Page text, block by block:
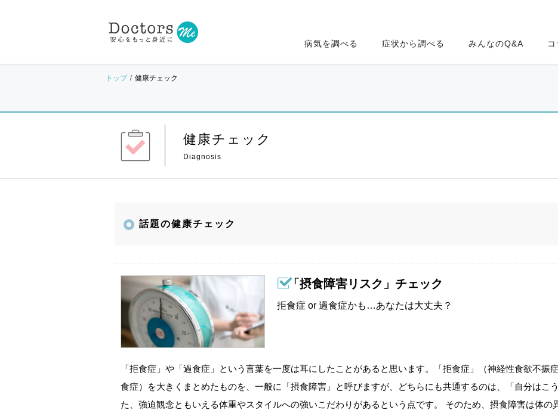
病気を調べる 症状から調べる みんなのQ&A コ
トップ 健康チェック
健康チェック
話題の健康チェック
「摂食障害リスク」チェック
拒食症 or 過食症かも…あなたは大丈夫？
「拒食症」や「過食症」という言葉を一度は耳にしたことがあると思います。「拒食症」（神経性食欲不振
食症）を大きくまとめたものを、一般に「摂食障害」と呼びますが、どちらにも共通するのは、「自分はこ
た、強迫観念ともいえる体重やスタイルへの強いこだわりがあるという点です。 そのため、摂食障害は体の